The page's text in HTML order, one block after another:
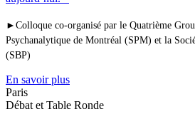
►Colloque co-organisé par le Quatrième
Psychanalytique de Montréal (SPM) et la
(SBP)
En savoir plus
Paris
Débat et Table Ronde